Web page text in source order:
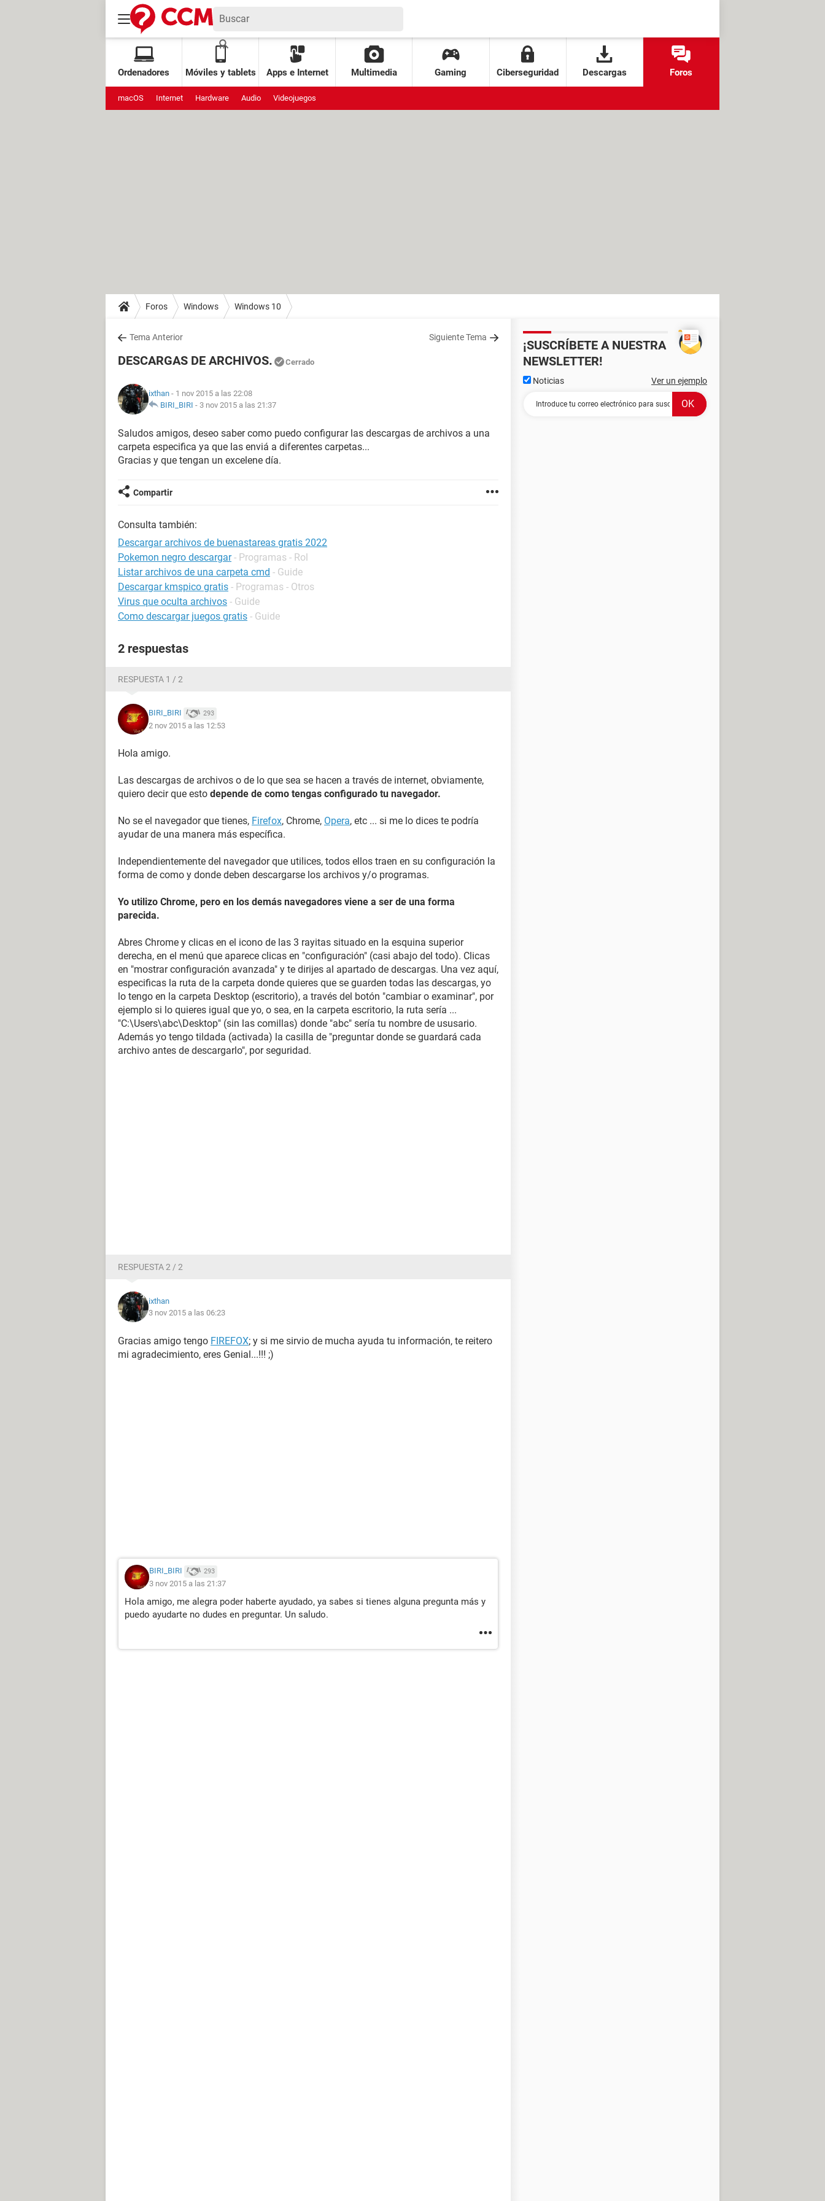
Ordenadores Móviles y tablets Apps e Internet Multimedia Gaming Ciberseguridad Descargas Foros
macOS Internet Hardware Audio Videojuegos
Foros Windows Windows 10
Tema Anterior Siguiente Tema
DESCARGAS DE ARCHIVOS. Cerrado
ixthan - 1 nov 2015 a las 22:08
BIRI_BIRI - 3 nov 2015 a las 21:37
Saludos amigos, deseo saber como puedo configurar las descargas de archivos a una
carpeta especifica ya que las enviá a diferentes carpetas...
Gracias y que tengan un excelene día.
Compartir
Consulta también:
Descargar archivos de buenastareas gratis 2022
Pokemon negro descargar - Programas - Rol
Listar archivos de una carpeta cmd - Guide
Descargar kmspico gratis - Programas - Otros
Virus que oculta archivos - Guide
Como descargar juegos gratis - Guide
2 respuestas
RESPUESTA 1 / 2
BIRI_BIRI 293
2 nov 2015 a las 12:53
Hola amigo.
Las descargas de archivos o de lo que sea se hacen a través de internet, obviamente,
quiero decir que esto depende de como tengas configurado tu navegador.
No se el navegador que tienes, Firefox, Chrome, Opera, etc ... si me lo dices te podría
ayudar de una manera más específica.
Independientemente del navegador que utilices, todos ellos traen en su configuración la
forma de como y donde deben descargarse los archivos y/o programas.
Yo utilizo Chrome, pero en los demás navegadores viene a ser de una forma
parecida.
Abres Chrome y clicas en el icono de las 3 rayitas situado en la esquina superior
derecha, en el menú que aparece clicas en "configuración" (casi abajo del todo). Clicas
en "mostrar configuración avanzada" y te dirijes al apartado de descargas. Una vez aquí,
especificas la ruta de la carpeta donde quieres que se guarden todas las descargas, yo
lo tengo en la carpeta Desktop (escritorio), a través del botón "cambiar o examinar", por
ejemplo si lo quieres igual que yo, o sea, en la carpeta escritorio, la ruta sería ...
"C:\Users\abc\Desktop" (sin las comillas) donde "abc" sería tu nombre de ususario.
Además yo tengo tildada (activada) la casilla de "preguntar donde se guardará cada
archivo antes de descargarlo", por seguridad.
RESPUESTA 2 / 2
ixthan
3 nov 2015 a las 06:23
Gracias amigo tengo FIREFOX; y si me sirvio de mucha ayuda tu información, te reitero
mi agradecimiento, eres Genial...!!! ;)
BIRI_BIRI 293
3 nov 2015 a las 21:37
Hola amigo, me alegra poder haberte ayudado, ya sabes si tienes alguna pregunta más y
puedo ayudarte no dudes en preguntar. Un saludo.
¡SUSCRÍBETE A NUESTRA
NEWSLETTER!
Noticias Ver un ejemplo